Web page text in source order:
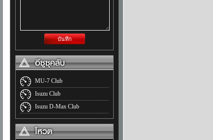
บันทึก
MU-7 Club
Isuzu Club
Isuzu D-Max Club